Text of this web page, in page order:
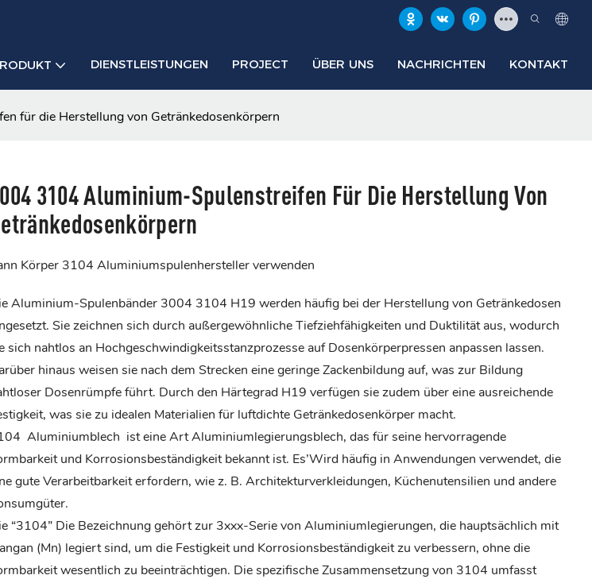
DIENSTLEISTUNGEN PROJECT ÜBER UNS NACHRICHTEN KONTAKT
für die Herstellung von Getränkedosenkörpern
3104 Aluminium-Spulenstreifen Für Die Herstellung Von
Körper 3104 Aluminiumspulenhersteller verwenden
Aluminium-Spulenbänder 3004 3104 H19 werden häufig bei der Herstellung von Getränkedosen
Sie zeichnen sich durch außergewöhnliche Tiefziehfähigkeiten und Duktilität aus, wodurch
sich nahtlos an Hochgeschwindigkeitsstanzprozesse auf Dosenkörperpressen anpassen lassen.
hinaus weisen sie nach dem Strecken eine geringe Zackenbildung auf, was zur Bildung
Dosenrümpfe führt. Durch den Härtegrad H19 verfügen sie zudem über eine ausreichende
was sie zu idealen Materialien für luftdichte Getränkedosenkörper macht.
Aluminiumblech ist eine Art Aluminiumlegierungsblech, das für seine hervorragende
und Korrosionsbeständigkeit bekannt ist. Es’Wird häufig in Anwendungen verwendet, die
gute Verarbeitbarkeit erfordern, wie z. B. Architekturverkleidungen, Küchenutensilien und andere
“3104” Die Bezeichnung gehört zur 3xxx-Serie von Aluminiumlegierungen, die hauptsächlich mit
(Mn) legiert sind, um die Festigkeit und Korrosionsbeständigkeit zu verbessern, ohne die
wesentlich zu beeinträchtigen. Die spezifische Zusammensetzung von 3104 umfasst